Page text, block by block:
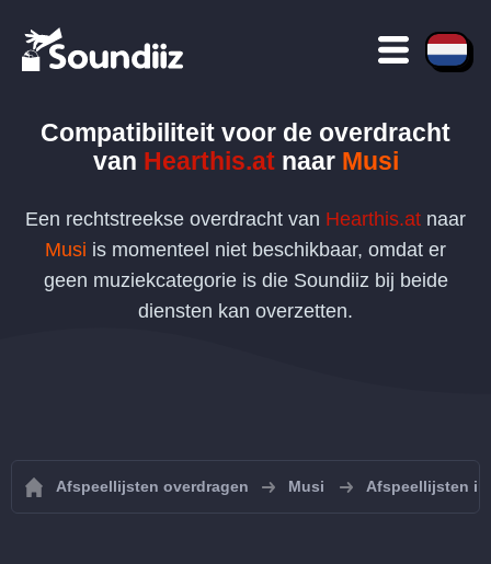
Compatibiliteit voor de overdracht
van Hearthis.atnaar Musi
Een rechtstreekse overdracht van Hearthis.at naar
Musi is momenteel niet beschikbaar, omdat er
geen muziekcategorie is die Soundiiz bij beide
diensten kan overzetten.
Afspeellijsten overdragen Musi Afspeellijsten